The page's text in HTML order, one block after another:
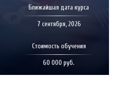
Ближайшая дата курса
7 сентября, 2026
Стоимость обучения
60 000 руб.